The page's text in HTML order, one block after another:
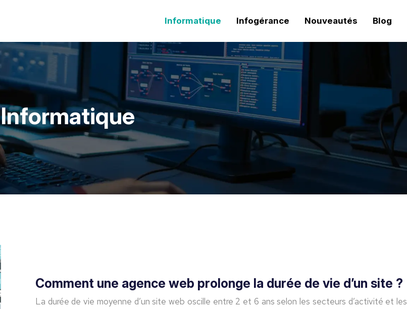
Informatique Infogérance Nouveautés Blog
Informatique
Comment une agence web prolonge la durée de vie d’un site ?
La durée de vie moyenne d’un site web oscille entre 2 et 6 ans selon les secteurs d’activité et les